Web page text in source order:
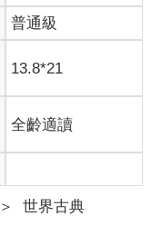
普通級
13.8*21
全齡適讀
＞ 世界古典